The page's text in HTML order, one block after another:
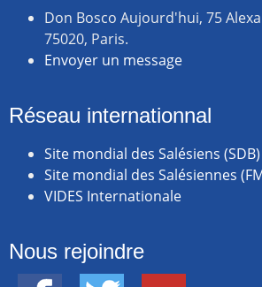
Don Bosco Aujourd'hui, 75
75020, Paris.
Envoyer un message
Réseau internationnal
Site mondial des Salésiens (SDB)
Site mondial des Salésiennes
VIDES Internationale
Nous rejoindre